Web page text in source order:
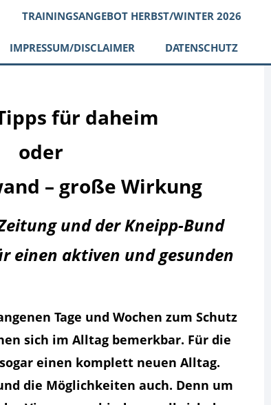
TRAININGSANGEBOT HERBST/WINTER 2026
IMPRESSUM/DISCLAIMER DATENSCHUTZ
für daheim
oder
– große Wirkung
und der Kneipp-Bund
einen aktiven und gesunden
Tage und Wochen zum Schutz
sich im Alltag bemerkbar. Für die
einen komplett neuen Alltag.
die Möglichkeiten auch. Denn um